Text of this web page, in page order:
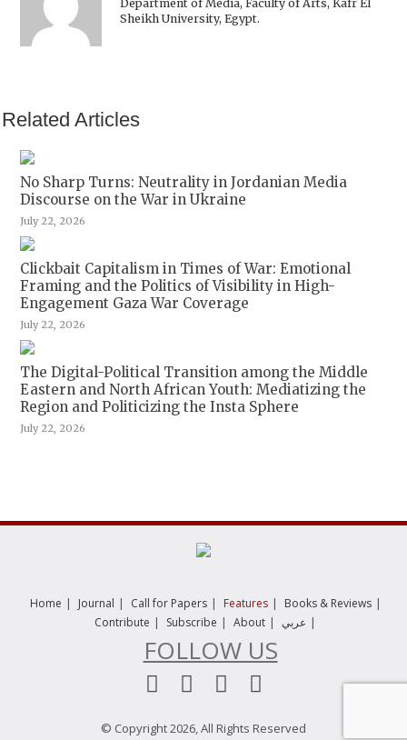
Department of Media, Faculty of Arts,Kafr El
Sheikh University, Egypt.
Related Articles
No Sharp Turns: Neutrality in Jordanian Media
Discourse on the War in Ukraine
July 22, 2026
Clickbait Capitalism in Times of War: Emotional
Framing and the Politics of Visibility in High-
Engagement Gaza War Coverage
July 22, 2026
The Digital-Political Transition among the Middle
Eastern and North African Youth: Mediatizing the
Region and Politicizing the Insta Sphere
July 22, 2026
Home | Journal | Call for Papers | Features | Books & Reviews |
Contribute | Subscribe | About | عربي |
FOLLOW US
© Copyright 2026, All Rights Reserved